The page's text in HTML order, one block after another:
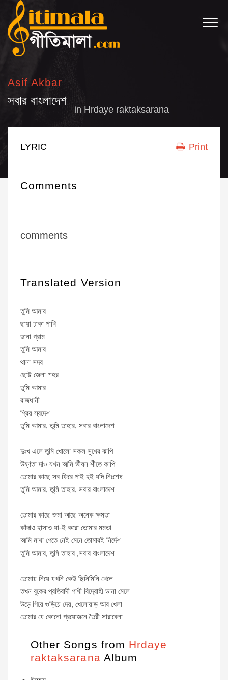
Asif Akbar
সবার বাংলাদেশ
in Hrdaye raktaksarana
LYRIC Print
Comments
comments
Translated Version
তুমি আমার
ছায়া ঢাকা পাখি
ডানা গ্রাম
তুমি আমার
থানা সদর
ছোট্ট জেলা শহর
তুমি আমার
রাজধানী
প্রিয় স্বদেশ
তুমি আমার, তুমি তাহার, সবার বাংলাদেশ
দুঃখ এলে তুমি খোলো সকল সুখের ঝাপি
উষ্ণতা দাও যখন আমি ভীষন শীতে কাপি
তোমার কাছে সব ফিরে পাই হই যদি নিঃশেষ
তুমি আমার, তুমি তাহার, সবার বাংলাদেশ
তোমার কাছে জমা আছে অনেক ক্ষমতা
কাঁদাও হাসাও যা-ই করো তোমার মমতা
আমি মাথা পেতে নেই মেনে তোমারই নির্দেশ
তুমি আমার, তুমি তাহার ,সবার বাংলাদেশ
তোমায় নিয়ে যখনি কেউ ছিনিমিনি খেলে
তখন বুকের প্রতিবাদী পাখী বিদ্রোহী ডানা মেলে
উড়ে গিয়ে গুড়িয়ে দেয়, খেলোয়াড় আর খেলা
তোমার যে কোনো প্রয়োজনে তৈরী সারাবেলা
Other Songs from Hrdaye
raktaksarana Album